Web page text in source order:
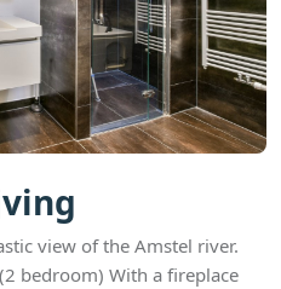
view of the Amstel river.
bedroom) With a fireplace